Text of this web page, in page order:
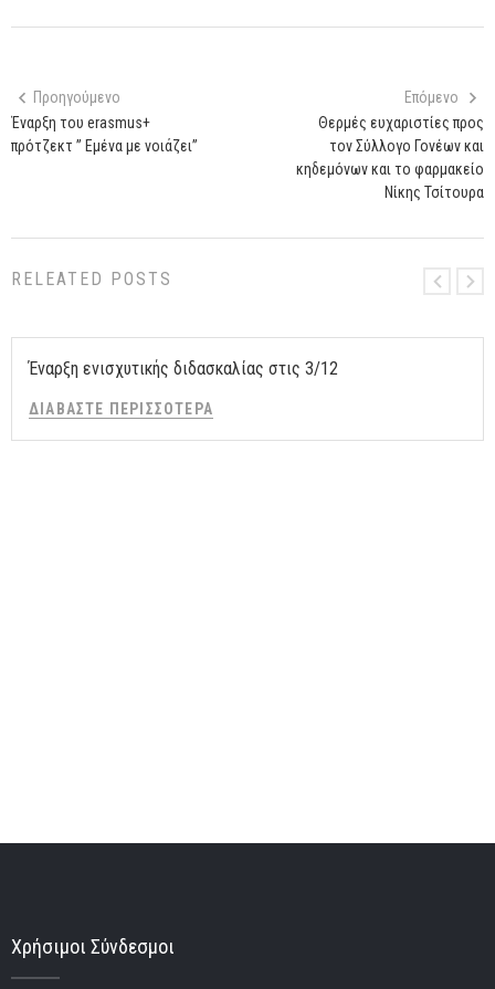
Προηγούμενο
Έναρξη του erasmus+
πρότζεκτ ” Εμένα με νοιάζει”
Επόμενο
Θερμές ευχαριστίες προς
τον Σύλλογο Γονέων και
κηδεμόνων και το φαρμακείο
Νίκης Τσίτουρα
RELEATED POSTS
Έναρξη ενισχυτικής διδασκαλίας στις 3/12
ΔΙΑΒΑΣΤΕ ΠΕΡΙΣΣΟΤΕΡΑ
Χρήσιμοι Σύνδεσμοι